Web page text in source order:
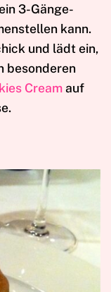
3-Gänge-
kann.
und lädt ein,
besonderen
Creamauf